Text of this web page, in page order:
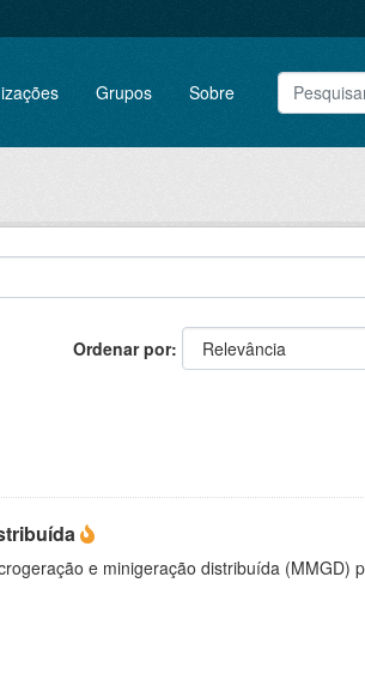
Grupos Sobre
Ordenar por
e minigeração distribuída (MMGD)